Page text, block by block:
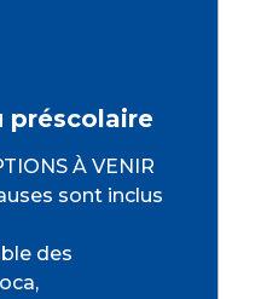
préscolaire
À VENIR
sont inclus
des